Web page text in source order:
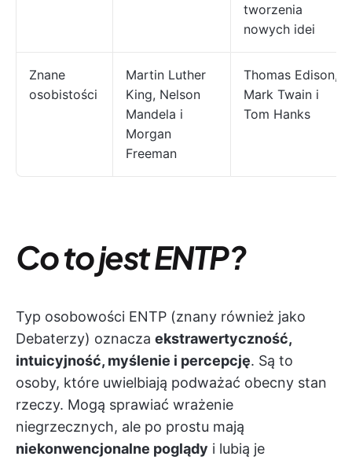
tworzenia
nowych idei
Znane
osobistości
Martin Luther
King, Nelson
Mandela i
Morgan
Freeman
Thomas Edison,
Mark Twain i
Tom Hanks
Co to jest ENTP?
Typ osobowości ENTP (znany również jako
Debaterzy) oznacza ekstrawertyczność,
intuicyjność, myślenie i percepcję. Są to
osoby, które uwielbiają podważać obecny stan
rzeczy. Mogą sprawiać wrażenie
niegrzecznych, ale po prostu mają
niekonwencjonalne poglądy i lubią je